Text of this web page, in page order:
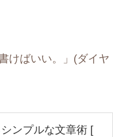
けばいい。」(ダイヤ
ンプルな文章術 [